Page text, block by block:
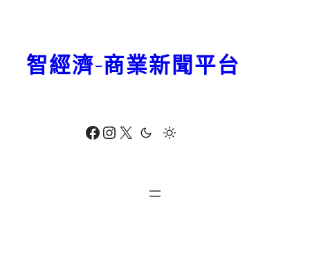
Facebook Instagram X
智經濟-商業新聞平台